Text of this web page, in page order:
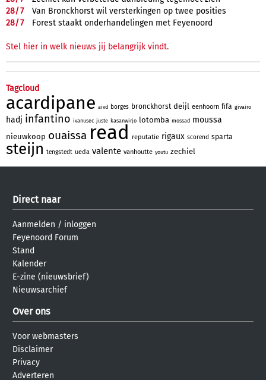
28/7
Van Bronckhorst wil versterkingen op twee posities
28/7 Forest staakt onderhandelingen met Feyenoord
Stel hier in welk nieuws jij belangrijk vindt.
Tagcloud
acardipane aivd borges bronckhorst deijl eenhoorn fifa givairo
hadj infantino ivanusec juste kasanwirjo lotomba mossad moussa
nieuwkoop ouaissa read reputatie rigaux scorend sparta
steijn tengstedt ueda valente vanhoutte youtu zechiel
Direct naar
Aanmelden / inloggen
Feyenoord Forum
Stand
Kalender
E-zine (nieuwsbrief)
Nieuwsarchief
Over ons
Voor webmasters
Disclaimer
Privacy
Adverteren